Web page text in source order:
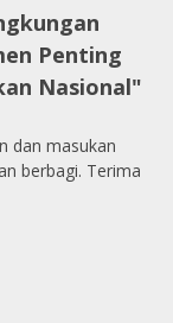
Penting
Nasional"
dan masukan
berbagi. Terima